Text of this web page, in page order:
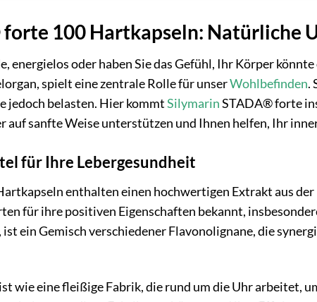
100 Hartkapseln: Natürliche
energielos oder haben Sie das Gefühl, Ihr Körper
spielt eine zentrale Rolle für unserWohlbefinden.
jedoch belasten. Hier kommtSilymarinSTADA® forte
auf sanfte Weise unterstützen und Ihnen helfen, Ihr
für Ihre Lebergesundheit
enthalten einen hochwertigen Extrakt aus
für ihre positiven Eigenschaften bekannt,
ein Gemisch verschiedener Flavonolignane, die
wie eine fleißige Fabrik, die rund um die Uhr arbeitet,